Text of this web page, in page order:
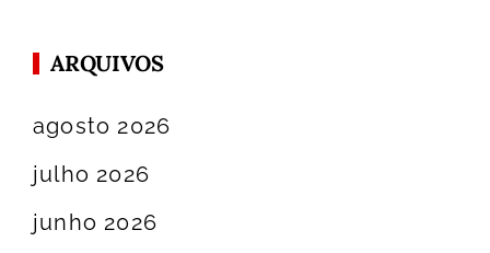
ARQUIVOS
agosto 2026
julho 2026
junho 2026